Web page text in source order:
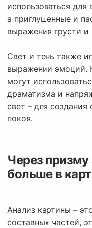
использоваться
а приглушенные и
выражения грусти и
Свет и тень также
выражении эмоций.
могут
драматизма и
свет – для
покоя.
Через
больше в
Анализ картины –
составных частей,